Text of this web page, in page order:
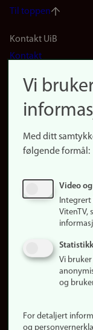
Til toppen
Footer
(no)
Kontakt UiB
Kontakt
Finn forsker
Presse
Finn studier
Ledige stillinger
Om nettstedet
Informasjonskapsler
Personvern
Vi
Med ditt
følgende formål:
Video
Integrert
VitenTV,
Vi
og
For detaljert
og